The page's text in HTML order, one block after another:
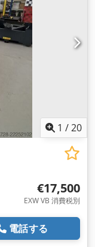
1 /20
€17,500
EXW VB 消費税別
電話する